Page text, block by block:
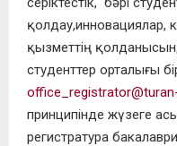
қолдау,инновациялар, к
қызметтің
студенттер орталығы
принципінде жүзеге
регистратура